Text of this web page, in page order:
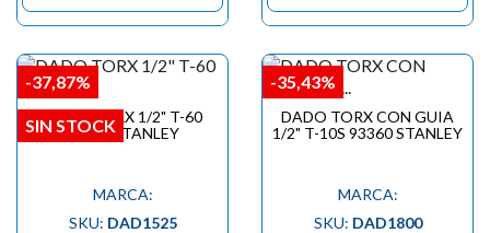
DADO TORX 1/2" T-60
89233 STANLEY
MARCA:
SKU: DAD1525
-37,87%
SIN STOCK
DADO TORX CON GUIA
1/2" T-10S 93360 STANLEY
MARCA:
SKU: DAD1800
-35,43%